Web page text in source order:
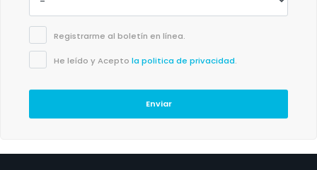
Registrarme al boletín en línea.
He leído y Acepto la politica de privacidad.
Enviar